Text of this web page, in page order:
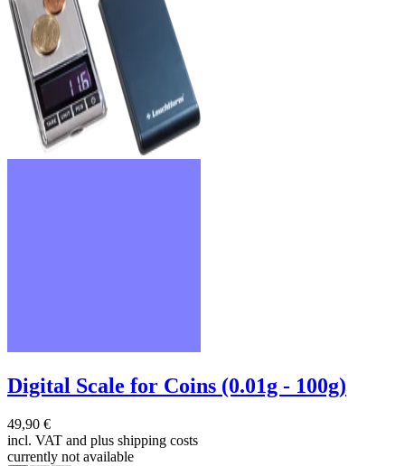
Digital Scale for Coins (0.01g - 100g)
49,90 €
incl. VAT and plus shipping costs
currently not available